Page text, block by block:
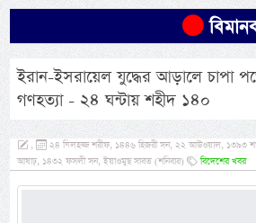
ইরান-ইসরায়েল যুদ্ধের আড়ালে চাপা
গণহত্যা - ২৪ ঘন্টায় শহীদ ১৪০
,
২৪ যিলহজ্জ শরীফ, ১৪৪৬ হিজরী সন, ২২ আউওয়াল, ১৩৯৩
আষাঢ়, ১৪৩২ ফসলী সন, ইয়াওমুছ সাবত (শনিবার)
বিদেশের খবর